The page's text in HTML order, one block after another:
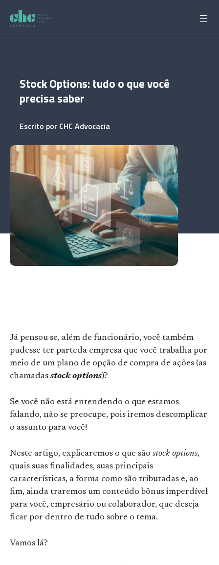
para
conteúdo
Stock Options: tudo o que você
precisa saber
Escrito por CHC Advocacia
Já pensou se, além de funcionário, você também
pudesse ter parteda empresa que você trabalha por
meio de um plano de opção de compra de ações (as
chamadas stock options)?
Se você não está entendendo o que estamos
falando, não se preocupe, pois iremos descomplicar
o assunto para você!
Neste artigo, explicaremos o que são stock options,
quais suas finalidades, suas principais
características, a forma como são tributadas e, ao
fim, ainda traremos um conteúdo bônus imperdível
para você, empresário ou colaborador, que deseja
ficar por dentro de tudo sobre o tema.
Vamos lá?